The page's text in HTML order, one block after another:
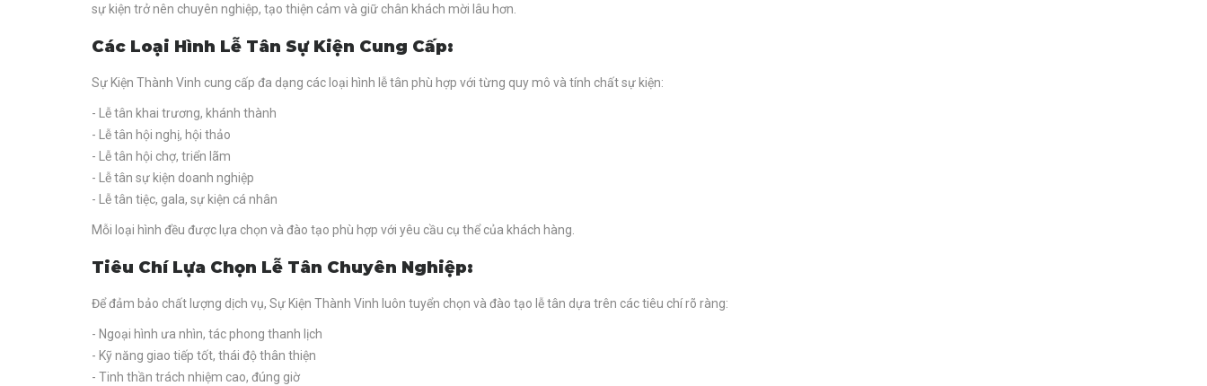
sự kiện trở nên chuyên nghiệp, tạo thiện cảm và giữ chân khách mời lâu hơn.
Các Loại Hình Lễ Tân Sự Kiện Cung Cấp:
Sự Kiện Thành Vinh cung cấp đa dạng các loại hình lễ tân phù hợp với từng quy mô và tính chất sự kiện:
- Lễ tân khai trương, khánh thành
- Lễ tân hội nghị, hội thảo
- Lễ tân hội chợ, triển lãm
- Lễ tân sự kiện doanh nghiệp
- Lễ tân tiệc, gala, sự kiện cá nhân
Mỗi loại hình đều được lựa chọn và đào tạo phù hợp với yêu cầu cụ thể của khách hàng.
Tiêu Chí Lựa Chọn Lễ Tân Chuyên Nghiệp:
Để đảm bảo chất lượng dịch vụ, Sự Kiện Thành Vinh luôn tuyển chọn và đào tạo lễ tân dựa trên các tiêu chí rõ ràng:
- Ngoại hình ưa nhìn, tác phong thanh lịch
- Kỹ năng giao tiếp tốt, thái độ thân thiện
- Tinh thần trách nhiệm cao, đúng giờ